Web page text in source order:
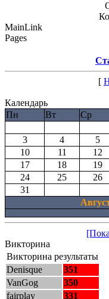
MainLink
Pages
[
Календарь
Пн
Вт Ср
3
4 5
10
11 12
17
18 19
24
25 26
31
Викторина
Викторина результаты
Denisque
351
VanGog
350
fairplay
331